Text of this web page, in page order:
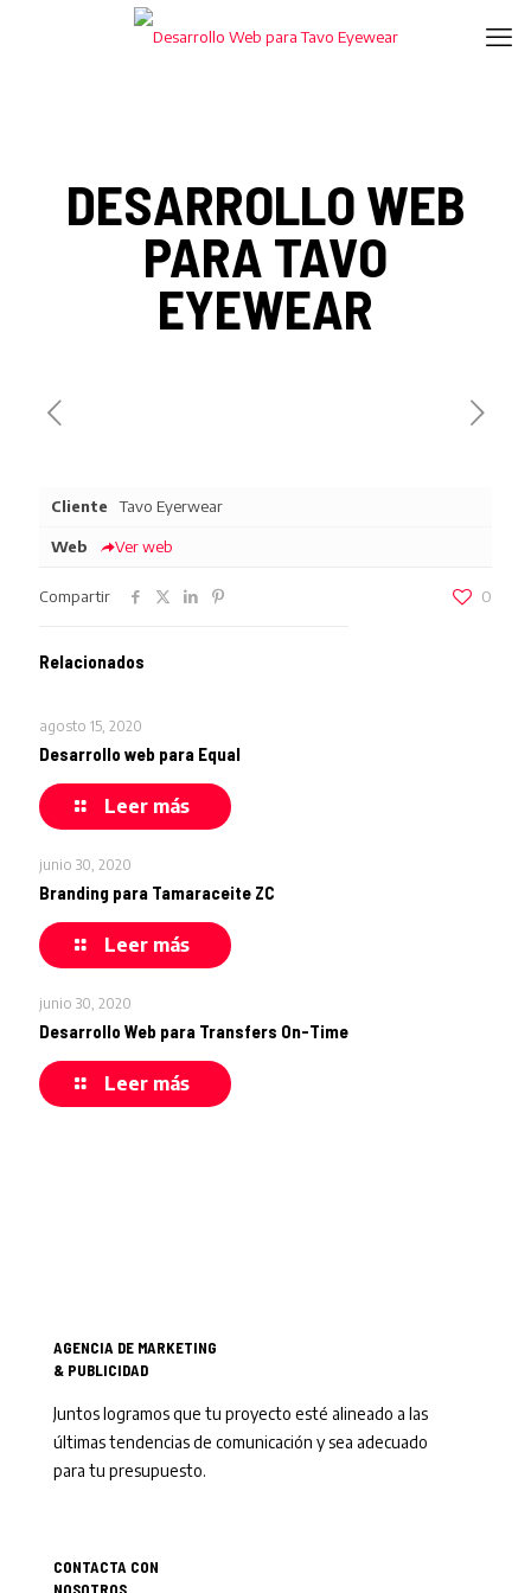
DESARROLLO WEB
PARA TAVO
EYEWEAR
Cliente Tavo Eyerwear
Web Ver web
Compartir 0
Relacionados
agosto 15, 2020
Desarrollo web para Equal
Leer más
junio 30, 2020
Branding para Tamaraceite ZC
Leer más
junio 30, 2020
Desarrollo Web para Transfers On-Time
Leer más
AGENCIA DE MARKETING
& PUBLICIDAD
Juntos logramos que tu proyecto esté alineado a las
últimas tendencias de comunicación y sea adecuado
para tu presupuesto.
CONTACTA CON